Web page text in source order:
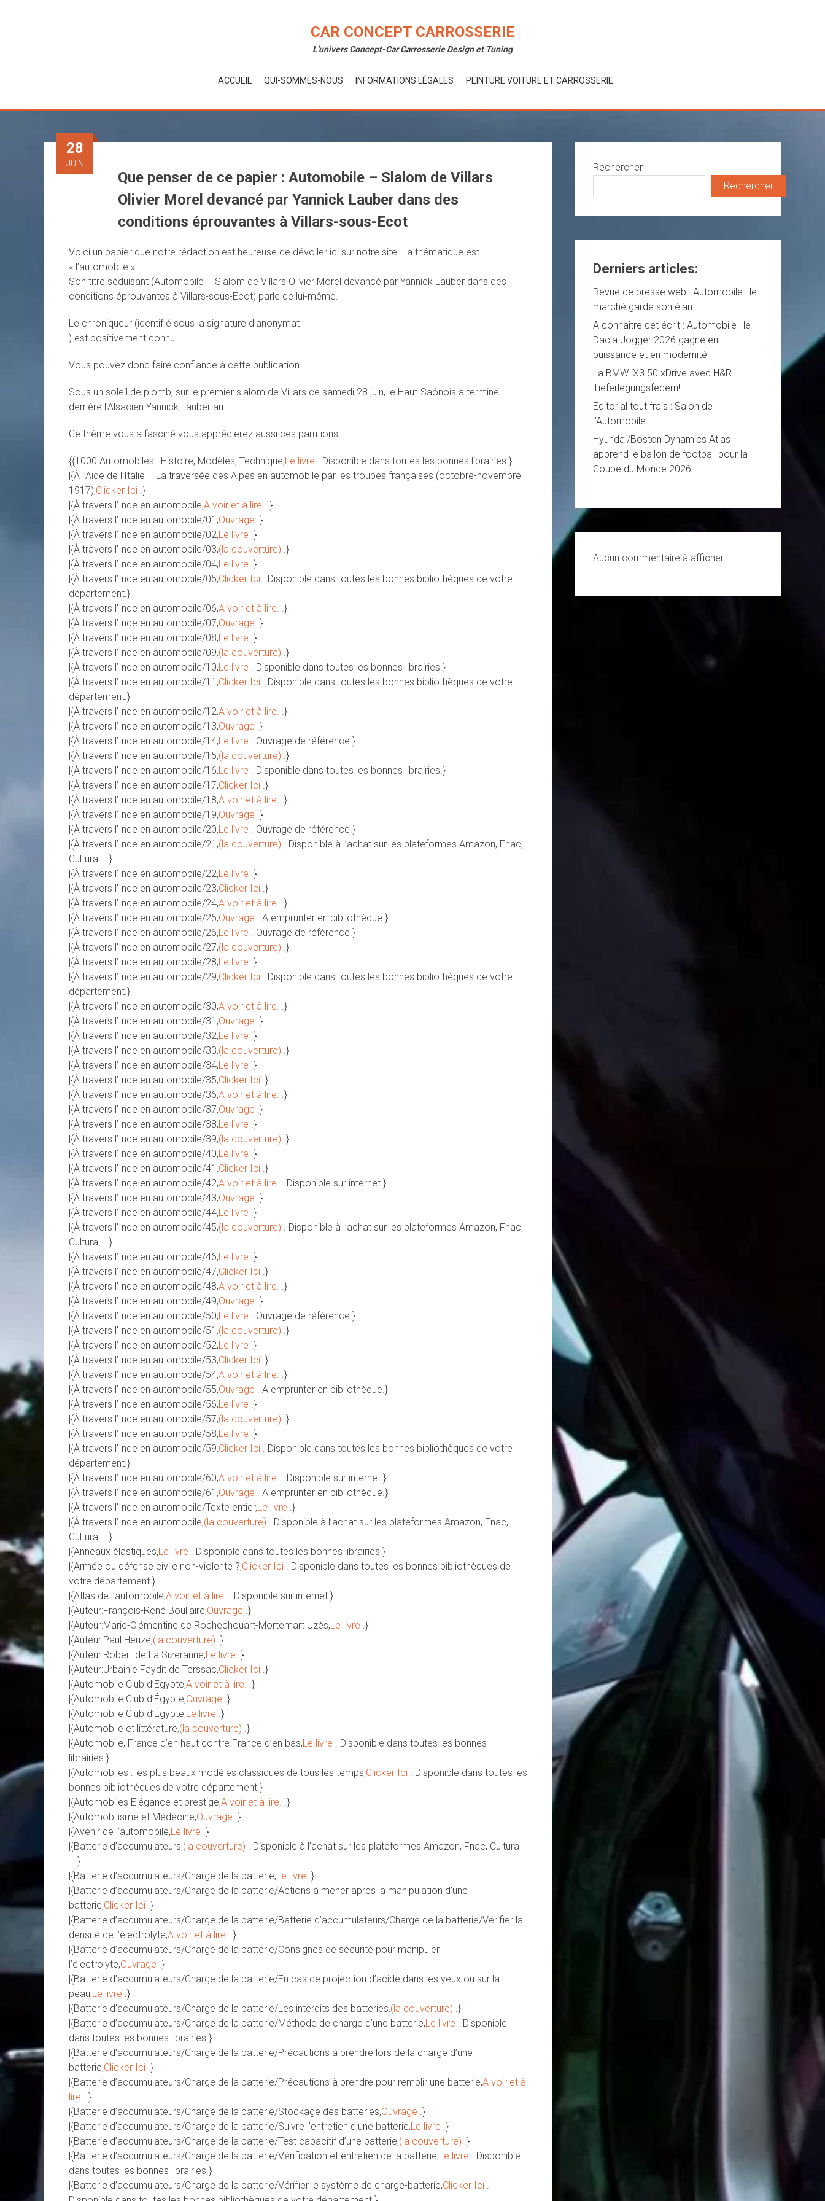
CAR CONCEPT CARROSSERIE
L'univers Concept-Car Carrosserie Design et Tuning
ACCUEIL QUI-SOMMES-NOUS INFORMATIONS LÉGALES PEINTURE VOITURE ET CARROSSERIE
28
JUIN
Que penser de ce papier : Automobile – Slalom de Villars
Olivier Morel devancé par Yannick Lauber dans des
conditions éprouvantes à Villars-sous-Ecot
Voici un papier que notre rédaction est heureuse de dévoiler ici sur notre site. La thématique est
« l’automobile ».
Son titre séduisant (Automobile – Slalom de Villars Olivier Morel devancé par Yannick Lauber dans des
conditions éprouvantes à Villars-sous-Ecot) parle de lui-même.
Le chroniqueur (identifié sous la signature d’anonymat
) est positivement connu.
Vous pouvez donc faire confiance à cette publication.
Sous un soleil de plomb, sur le premier slalom de Villars ce samedi 28 juin, le Haut-Saônois a terminé
derrière l’Alsacien Yannick Lauber au …
Ce thème vous a fasciné vous apprécierez aussi ces parutions:
{{1000 Automobiles : Histoire, Modèles, Technique,Le livre . Disponible dans toutes les bonnes librairies.}
|{À l’Aide de l’Italie – La traversée des Alpes en automobile par les troupes françaises (octobre-novembre
1917),Clicker Ici .}
|{À travers l’Inde en automobile,A voir et à lire. .}
|{À travers l’Inde en automobile/01,Ouvrage .}
|{À travers l’Inde en automobile/02,Le livre .}
|{À travers l’Inde en automobile/03,(la couverture) .}
|{À travers l’Inde en automobile/04,Le livre .}
|{À travers l’Inde en automobile/05,Clicker Ici . Disponible dans toutes les bonnes bibliothèques de votre
département.}
|{À travers l’Inde en automobile/06,A voir et à lire. .}
|{À travers l’Inde en automobile/07,Ouvrage .}
|{À travers l’Inde en automobile/08,Le livre .}
|{À travers l’Inde en automobile/09,(la couverture) .}
|{À travers l’Inde en automobile/10,Le livre . Disponible dans toutes les bonnes librairies.}
|{À travers l’Inde en automobile/11,Clicker Ici . Disponible dans toutes les bonnes bibliothèques de votre
département.}
|{À travers l’Inde en automobile/12,A voir et à lire. .}
|{À travers l’Inde en automobile/13,Ouvrage .}
|{À travers l’Inde en automobile/14,Le livre . Ouvrage de référence.}
|{À travers l’Inde en automobile/15,(la couverture) .}
|{À travers l’Inde en automobile/16,Le livre . Disponible dans toutes les bonnes librairies.}
|{À travers l’Inde en automobile/17,Clicker Ici .}
|{À travers l’Inde en automobile/18,A voir et à lire. .}
|{À travers l’Inde en automobile/19,Ouvrage .}
|{À travers l’Inde en automobile/20,Le livre . Ouvrage de référence.}
|{À travers l’Inde en automobile/21,(la couverture) . Disponible à l’achat sur les plateformes Amazon, Fnac,
Cultura ….}
|{À travers l’Inde en automobile/22,Le livre .}
|{À travers l’Inde en automobile/23,Clicker Ici .}
|{À travers l’Inde en automobile/24,A voir et à lire. .}
|{À travers l’Inde en automobile/25,Ouvrage . A emprunter en bibliothèque.}
|{À travers l’Inde en automobile/26,Le livre . Ouvrage de référence.}
|{À travers l’Inde en automobile/27,(la couverture) .}
|{À travers l’Inde en automobile/28,Le livre .}
|{À travers l’Inde en automobile/29,Clicker Ici . Disponible dans toutes les bonnes bibliothèques de votre
département.}
|{À travers l’Inde en automobile/30,A voir et à lire. .}
|{À travers l’Inde en automobile/31,Ouvrage .}
|{À travers l’Inde en automobile/32,Le livre .}
|{À travers l’Inde en automobile/33,(la couverture) .}
|{À travers l’Inde en automobile/34,Le livre .}
|{À travers l’Inde en automobile/35,Clicker Ici .}
|{À travers l’Inde en automobile/36,A voir et à lire. .}
|{À travers l’Inde en automobile/37,Ouvrage .}
|{À travers l’Inde en automobile/38,Le livre .}
|{À travers l’Inde en automobile/39,(la couverture) .}
|{À travers l’Inde en automobile/40,Le livre .}
|{À travers l’Inde en automobile/41,Clicker Ici .}
|{À travers l’Inde en automobile/42,A voir et à lire. . Disponible sur internet.}
|{À travers l’Inde en automobile/43,Ouvrage .}
|{À travers l’Inde en automobile/44,Le livre .}
|{À travers l’Inde en automobile/45,(la couverture) . Disponible à l’achat sur les plateformes Amazon, Fnac,
Cultura ….}
|{À travers l’Inde en automobile/46,Le livre .}
|{À travers l’Inde en automobile/47,Clicker Ici .}
|{À travers l’Inde en automobile/48,A voir et à lire. .}
|{À travers l’Inde en automobile/49,Ouvrage .}
|{À travers l’Inde en automobile/50,Le livre . Ouvrage de référence.}
|{À travers l’Inde en automobile/51,(la couverture) .}
|{À travers l’Inde en automobile/52,Le livre .}
|{À travers l’Inde en automobile/53,Clicker Ici .}
|{À travers l’Inde en automobile/54,A voir et à lire. .}
|{À travers l’Inde en automobile/55,Ouvrage . A emprunter en bibliothèque.}
|{À travers l’Inde en automobile/56,Le livre .}
|{À travers l’Inde en automobile/57,(la couverture) .}
|{À travers l’Inde en automobile/58,Le livre .}
|{À travers l’Inde en automobile/59,Clicker Ici . Disponible dans toutes les bonnes bibliothèques de votre
département.}
|{À travers l’Inde en automobile/60,A voir et à lire. . Disponible sur internet.}
|{À travers l’Inde en automobile/61,Ouvrage . A emprunter en bibliothèque.}
|{À travers l’Inde en automobile/Texte entier,Le livre .}
|{À travers l’Inde en automobile,(la couverture) . Disponible à l’achat sur les plateformes Amazon, Fnac,
Cultura ….}
|{Anneaux élastiques,Le livre . Disponible dans toutes les bonnes librairies.}
|{Armée ou défense civile non-violente ?,Clicker Ici . Disponible dans toutes les bonnes bibliothèques de
votre département.}
|{Atlas de l’automobile,A voir et à lire. . Disponible sur internet.}
|{Auteur:François-René Boullaire,Ouvrage .}
|{Auteur:Marie-Clémentine de Rochechouart-Mortemart Uzès,Le livre .}
|{Auteur:Paul Heuzé,(la couverture) .}
|{Auteur:Robert de La Sizeranne,Le livre .}
|{Auteur:Urbainie Faydit de Terssac,Clicker Ici .}
|{Automobile Club d’Egypte,A voir et à lire. .}
|{Automobile Club d’Égypte,Ouvrage .}
|{Automobile Club d’Égypte,Le livre .}
|{Automobile et littérature,(la couverture) .}
|{Automobile, France d’en haut contre France d’en bas,Le livre . Disponible dans toutes les bonnes
librairies.}
|{Automobiles : les plus beaux modèles classiques de tous les temps,Clicker Ici . Disponible dans toutes les
bonnes bibliothèques de votre département.}
|{Automobiles Elégance et prestige,A voir et à lire. .}
|{Automobilisme et Médecine,Ouvrage .}
|{Avenir de l’automobile,Le livre .}
|{Batterie d’accumulateurs,(la couverture) . Disponible à l’achat sur les plateformes Amazon, Fnac, Cultura
….}
|{Batterie d’accumulateurs/Charge de la batterie,Le livre .}
|{Batterie d’accumulateurs/Charge de la batterie/Actions à mener après la manipulation d’une
batterie,Clicker Ici .}
|{Batterie d’accumulateurs/Charge de la batterie/Batterie d’accumulateurs/Charge de la batterie/Vérifier la
densité de l’électrolyte,A voir et à lire. .}
|{Batterie d’accumulateurs/Charge de la batterie/Consignes de sécurité pour manipuler
l’électrolyte,Ouvrage .}
|{Batterie d’accumulateurs/Charge de la batterie/En cas de projection d’acide dans les yeux ou sur la
peau,Le livre .}
|{Batterie d’accumulateurs/Charge de la batterie/Les interdits des batteries,(la couverture) .}
|{Batterie d’accumulateurs/Charge de la batterie/Méthode de charge d’une batterie,Le livre . Disponible
dans toutes les bonnes librairies.}
|{Batterie d’accumulateurs/Charge de la batterie/Précautions à prendre lors de la charge d’une
batterie,Clicker Ici .}
|{Batterie d’accumulateurs/Charge de la batterie/Précautions à prendre pour remplir une batterie,A voir et à
lire. .}
|{Batterie d’accumulateurs/Charge de la batterie/Stockage des batteries,Ouvrage .}
|{Batterie d’accumulateurs/Charge de la batterie/Suivre l’entretien d’une batterie,Le livre .}
|{Batterie d’accumulateurs/Charge de la batterie/Test capacitif d’une batterie,(la couverture) .}
|{Batterie d’accumulateurs/Charge de la batterie/Vérification et entretien de la batterie,Le livre . Disponible
dans toutes les bonnes librairies.}
|{Batterie d’accumulateurs/Charge de la batterie/Vérifier le système de charge-batterie,Clicker Ici .
Rechercher
Rechercher
Derniers articles:
Revue de presse web : Automobile : le
marché garde son élan
A connaître cet écrit : Automobile : le
Dacia Jogger 2026 gagne en
puissance et en modernité
La BMW iX3 50 xDrive avec H&R
Tieferlegungsfedern!
Editorial tout frais : Salon de
l’Automobile
Hyundai/Boston Dynamics Atlas
apprend le ballon de football pour la
Coupe du Monde 2026
Aucun commentaire à afficher.